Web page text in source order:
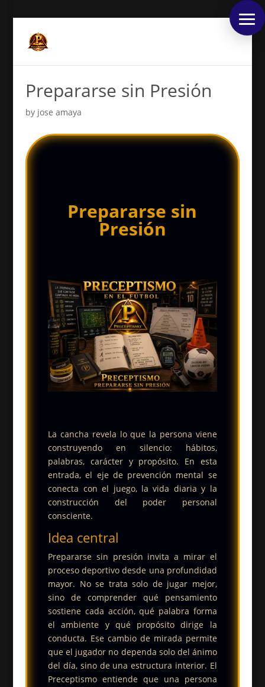
Prepararse sin Presión
by jose amaya
Prepararse sin
Presión
La cancha revela lo que la persona viene
construyendo en silencio: hábitos,
palabras, carácter y propósito. En esta
entrada, el eje de prevención mental se
conecta con el juego, la vida diaria y la
construcción del poder personal
consciente.
Idea central
Prepararse sin presión invita a mirar el
proceso deportivo desde una profundidad
mayor. No se trata solo de jugar mejor,
sino de comprender qué pensamiento
sostiene cada acción, qué palabra forma
el ambiente y qué propósito dirige la
conducta. Ese cambio de mirada permite
que el jugador no dependa solo del ánimo
del día, sino de una estructura interior. El
Preceptismo entiende que una persona